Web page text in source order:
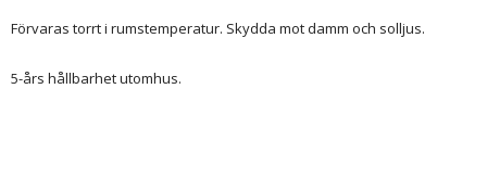
Förvaras torrt i rumstemperatur. Skydda mot damm och solljus.
5-års hållbarhet utomhus.